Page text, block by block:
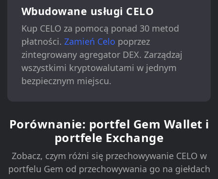
Wbudowane usługi CELO
Kup CELO za pomocą ponad 30 metod
płatności. Zamień Celo poprzez
zintegrowany agregator DEX. Zarządzaj
wszystkimi kryptowalutami w jednym
bezpiecznym miejscu.
Porównanie: portfel Gem Wallet i
portfele Exchange
Zobacz, czym różni się przechowywanie CELO w
portfelu Gem od przechowywania go na giełdach